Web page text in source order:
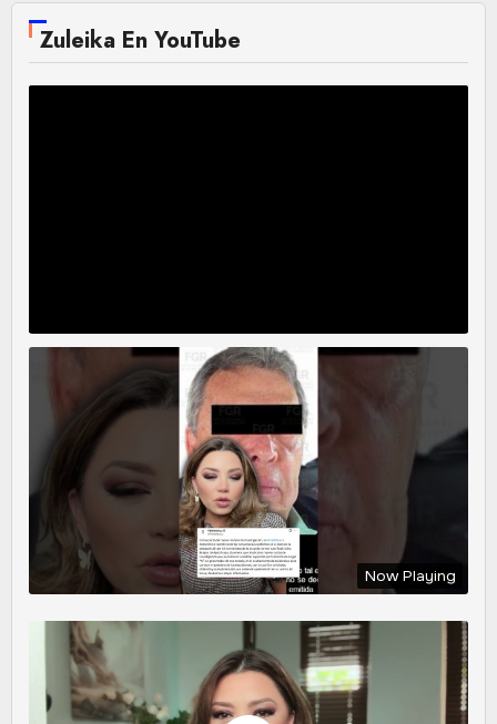
Zuleika En YouTube
Now Playing